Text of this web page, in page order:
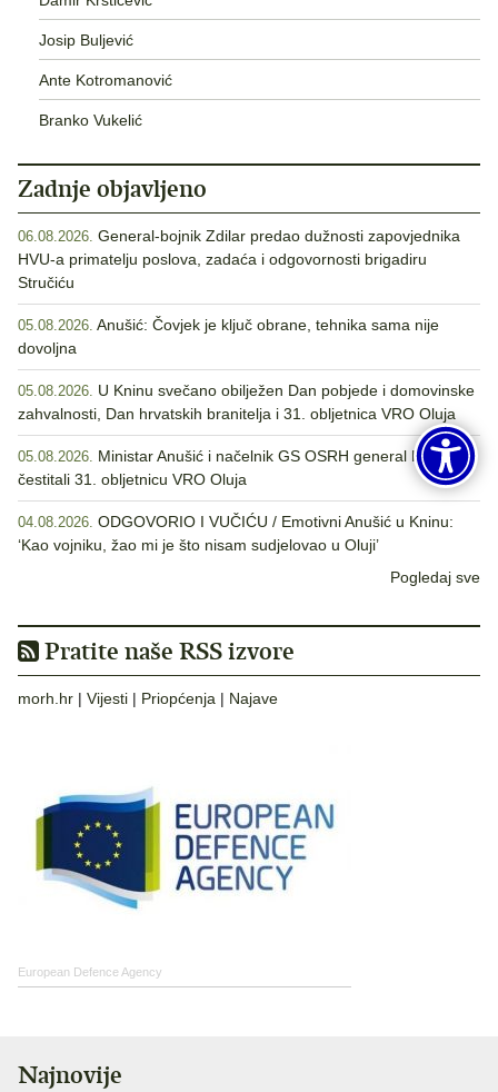
Josip Buljević
Ante Kotromanović
Branko Vukelić
Zadnje objavljeno
06.08.2026. General-bojnik Zdilar predao dužnosti zapovjednika
HVU-a primatelju poslova, zadaća i odgovornosti brigadiru
Stručiću
05.08.2026. Anušić: Čovjek je ključ obrane, tehnika sama nije
dovoljna
05.08.2026. U Kninu svečano obilježen Dan pobjede i domovinske
zahvalnosti, Dan hrvatskih branitelja i 31. obljetnica VRO Oluja
05.08.2026. Ministar Anušić i načelnik GS OSRH general Kundid
čestitali 31. obljetnicu VRO Oluja
04.08.2026. ODGOVORIO I VUČIĆU / Emotivni Anušić u Kninu:
‘Kao vojniku, žao mi je što nisam sudjelovao u Oluji’
Pogledaj sve
Pratite naše RSS izvore
morh.hr | Vijesti | Priopćenja | Najave
European Defence Agency
Najnovije